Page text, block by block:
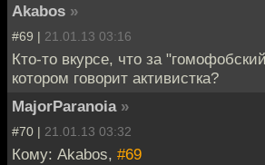
Akabos »
#69 | 21.01.13 03:16
Кто-то вкурсе, что за
котором говорит активистка?
MajorParanoia »
#70 | 21.01.13 03:32
Кому: Akabos, #69